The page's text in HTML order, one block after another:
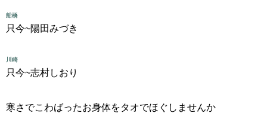
船橋
只今~陽田みづき
川崎
只今~志村しおり
寒さでこわばったお身体をタオでほぐしませんか